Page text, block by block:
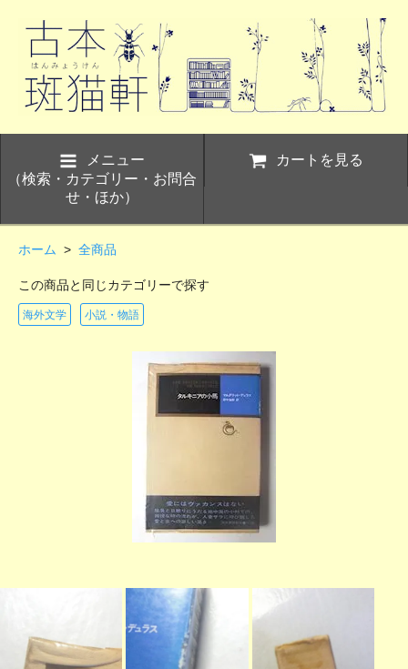
メニュー
（検索・カテゴリー・お問合
せ・ほか）
カートを見る
ホーム > 全商品
この商品と同じカテゴリーで探す
海外文学 小説・物語